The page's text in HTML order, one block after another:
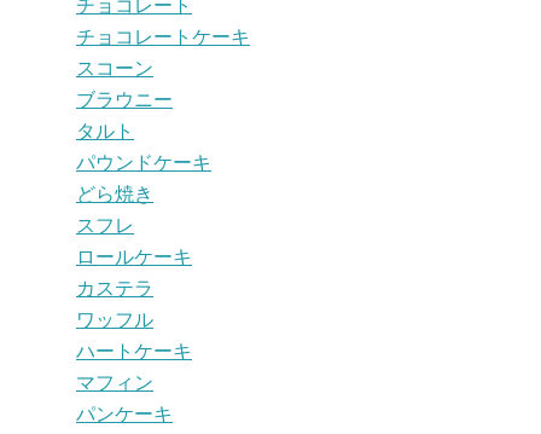
チョコレート
チョコレートケーキ
スコーン
ブラウニー
タルト
パウンドケーキ
どら焼き
スフレ
ロールケーキ
カステラ
ワッフル
ハートケーキ
マフィン
パンケーキ